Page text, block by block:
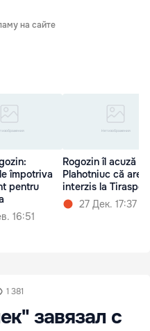
на сайте
împotriva
pentru
16:51
Rogozin îl acuză pe
Plahotniuc că are
interzis la Tiraspol
27 Дек. 17:37
1 381
завязал с